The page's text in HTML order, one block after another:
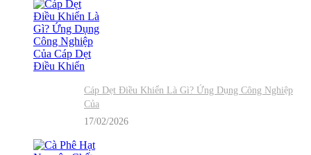
Cáp Dẹt Điều Khiển Là Gì? Ứng Dụng Công Nghiệp
Của
17/02/2026